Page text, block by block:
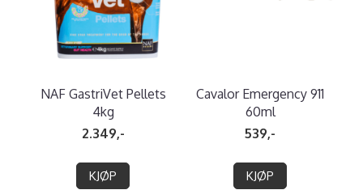
NAF GastriVet Pellets
4kg
2.349,-
KJØP
Cavalor Emergency 911
60ml
539,-
KJØP